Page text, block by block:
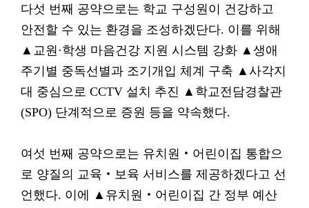
다섯 번째 공약으로는 학교 구성원이 건강하고
안전할 수 있는 환경을 조성하겠단다. 이를 위해
▲교원·학생 마음건강 지원 시스템 강화 ▲생애
주기별 중독선별과 조기개입 체계 구축 ▲사각지
대 중심으로 CCTV 설치 추진 ▲학교전담경찰관
(SPO) 단계적으로 증원 등을 약속했다.
여섯 번째 공약으로는 유치원‧어린이집 통합으
로 양질의 교육‧보육 서비스를 제공하겠다고 선
언했다. 이에 ▲유치원‧어린이집 간 정부 예산